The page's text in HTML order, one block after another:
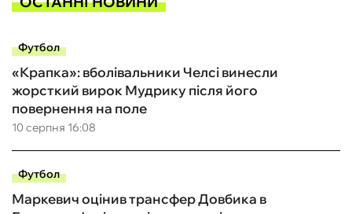
Футбол
10 серпня 16:08
«Крапка»: вболівальники Челсі винесли
жорсткий вирок Мудрику після його
повернення на поле
Футбол
Маркевич оцінив трансфер Довбика в